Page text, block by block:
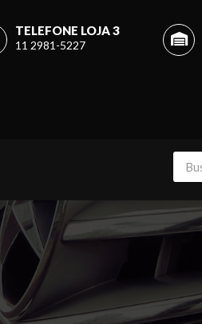
TELEFONE LOJA 3
11 2981-5227